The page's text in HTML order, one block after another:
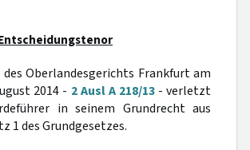
des Oberlandesgerichts Frankfurt am
2014 - 2 Ausl A 218/13- verletzt
in seinem Grundrecht aus
1 des Grundgesetzes.